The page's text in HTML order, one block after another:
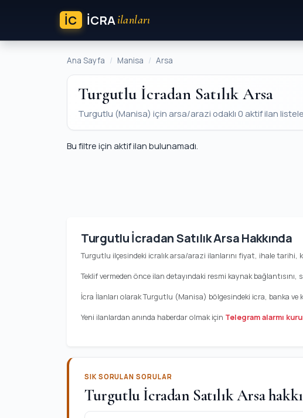
İC ICRAilanları
Ana Sayfa Manisa Arsa
Turgutlu İcradan Satılık Arsa
Turgutlu (Manisa) için arsa/arazi odaklı 0 aktif ilan
Bu filtre için aktif ilan bulunamadı.
Turgutlu İcradan Satılık Arsa Hakkında
Turgutlu ilçesindeki icralık arsa/arazi ilanlarını fiyat, ihale tarihi,
Teklif vermeden önce ilan detayındaki resmi kaynak
İcra İlanları olarak Turgutlu (Manisa) bölgesindeki icra, banka
Yeni ilanlardan anında haberdar olmak için Telegram alarmı
SIK SORULAN SORULAR
Turgutlu İcradan Satılık Arsa